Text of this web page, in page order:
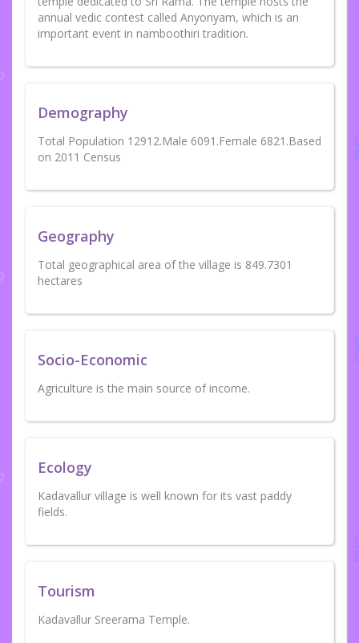
annual vedic contest called Anyonyam, which is an
important event in namboothiri tradition.
Demography
Total Population 12912.Male 6091.Female 6821.Based
on 2011 Census
Geography
Total geographical area of the village is 849.7301
hectares
Socio-Economic
Agriculture is the main source of income.
Ecology
Kadavallur village is well known for its vast paddy
fields.
Tourism
Kadavallur Sreerama Temple.